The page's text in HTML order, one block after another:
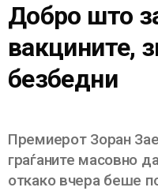
Добро што
вакцините,
безбедни
Премиерот Зоран
граѓаните масовно
откако вчера беше